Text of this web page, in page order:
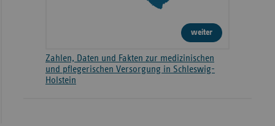
weiter
Zahlen, Daten und Fakten zur medizinischen
und pflegerischen Versorgung in Schleswig-
Holstein